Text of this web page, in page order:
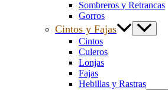
Sombreros y Retrancas
Gorros
Cintos y Fajas
Cintos
Culeros
Lonjas
Fajas
Hebillas y Rastras